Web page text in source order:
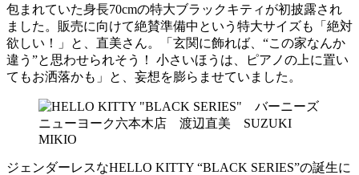
包まれていた身長70cmの特大ブラックキティが初披露され
ました。販売に向けて絶賛準備中という特大サイズも「絶対
欲しい！」と、直美さん。「玄関に飾れば、“この家なんか
違う”と思わせられそう！ 小さいほうは、ピアノの上に置い
てもお洒落かも」と、妄想を膨らませていました。
ジェンダーレスなHELLO KITTY “BLACK SERIES”の誕生に